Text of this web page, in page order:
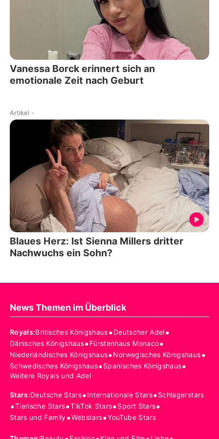
Vanessa Borck erinnert sich an
emotionale Zeit nach Geburt
Artikel -
Blaues Herz: Ist Sienna Millers dritter
Nachwuchs ein Sohn?
News Themen im Überblick
Royals:Britisches Königshaus•Deutscher Adel•
Dänisches Königshaus•Fürstenhaus Monaco•
Niederländisches Königshaus•Norwegisches Königshaus•
Schwedisches Königshaus•Spanisches Königshaus•
Weitere Royals und Adel
Stars:Deutsche Stars•Internationale Stars•Schlagerstars
•Tierische Stars•TikTok Stars•Sport Stars•
Stars und Family•Webstars•YouTube Stars